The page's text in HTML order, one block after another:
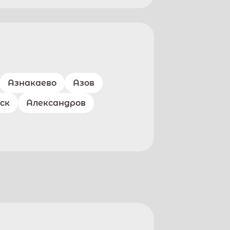
Азнакаево Азов
Александров